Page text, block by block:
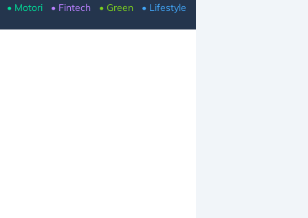
• Motori • Fintech • Green • Lifestyle